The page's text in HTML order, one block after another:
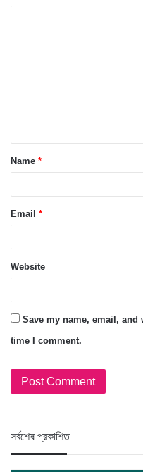
Name *
Email *
Website
Save my name, email,
time I comment.
স‍র্বশেষ প্রকাশিত